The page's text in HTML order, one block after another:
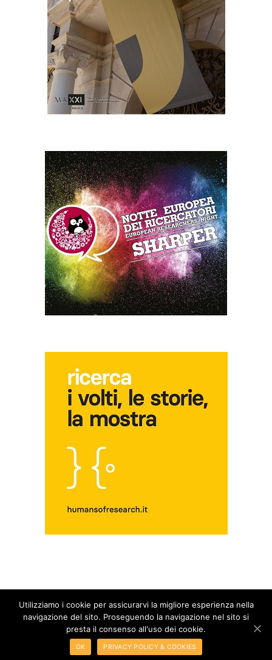
© Copyright 2014 - 2026 - Blog Fuori dal Giro | All Rights Reserved |Privacy &
Cookie Policy
Alcune foto potrebbero essere prese dal web e ritenute di dominio pubblico. I
proprietari contrari alla pubblicazione possono segnalarlo ai nostri contatti.
Utilizziamo i cookie per assicurarvi la migliore esperienza nella
navigazione del sito. Proseguendo la navigazione nel sito si
presta il consenso all'uso dei cookie.
OK PRIVACY POLICY & COOKIES